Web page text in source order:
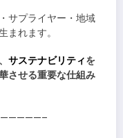
サプライヤー・地域
まれます。
サステナビリティを
させる重要な仕組み